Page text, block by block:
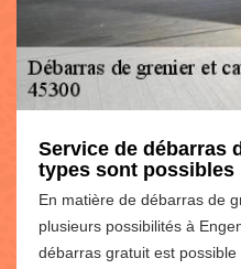
Service de débarras
types sont possibles
En matière de débarras de
plusieurs possibilités à
débarras gratuit est